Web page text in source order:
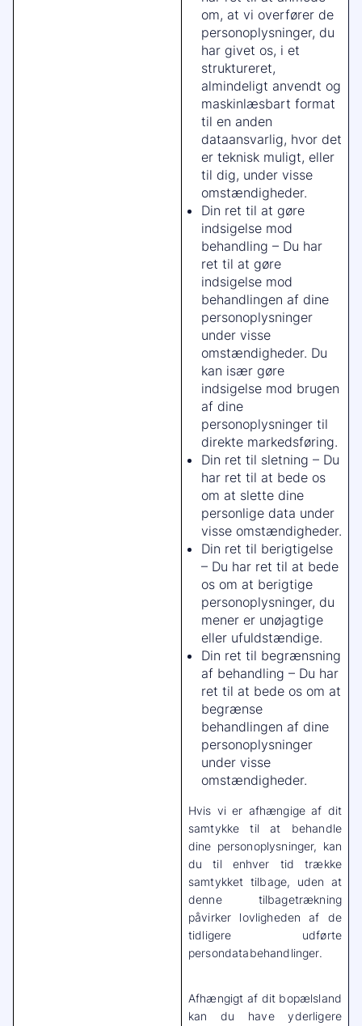
om, at vi overfører de
personoplysninger, du
har givet os, i et
struktureret,
almindeligt anvendt og
maskinlæsbart format
til en anden
dataansvarlig, hvor det
er teknisk muligt, eller
til dig, under visse
omstændigheder.
Din ret til at gøre
indsigelse mod
behandling – Du har
ret til at gøre
indsigelse mod
behandlingen af dine
personoplysninger
under visse
omstændigheder. Du
kan især gøre
indsigelse mod brugen
af dine
personoplysninger til
direkte markedsføring.
Din ret til sletning – Du
har ret til at bede os
om at slette dine
personlige data under
visse omstændigheder.
Din ret til berigtigelse
– Du har ret til at bede
os om at berigtige
personoplysninger, du
mener er unøjagtige
eller ufuldstændige.
Din ret til begrænsning
af behandling – Du har
ret til at bede os om at
begrænse
behandlingen af dine
personoplysninger
under visse
omstændigheder.
Hvis vi er afhængige af dit
samtykke til at behandle
dine personoplysninger, kan
du til enhver tid trække
samtykket tilbage, uden at
denne tilbagetrækning
påvirker lovligheden af de
tidligere udførte
persondatabehandlinger.
Afhængigt af dit bopælsland
kan du have yderligere